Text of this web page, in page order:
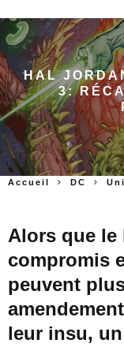
HAL
3:
Accueil DC
Alors que le
compromis
peuvent
leur insu,